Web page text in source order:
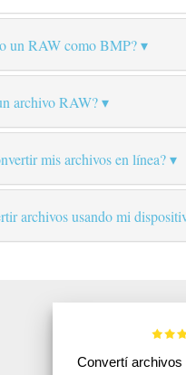
un RAW como BMP?
archivo RAW?
mis archivos en línea?
archivos usando mi
Convertí